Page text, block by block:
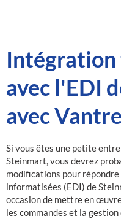
avec l'EDI
avec
Si vous êtes une petite
Steinmart, vous devrez
modifications pour répondre
informatisées (EDI) de
occasion de mettre en
les commandes et la